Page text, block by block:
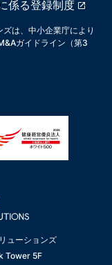
係る登録制度
は、中小企業庁により
ガイドライン（第3
ューションズ
Tower 5F